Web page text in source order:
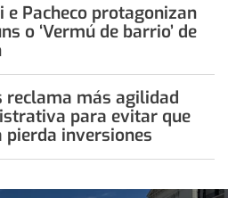
e Pacheco protagonizan
o ‘Vermú de barrio’ de
reclama más agilidad
para evitar que
pierda inversiones